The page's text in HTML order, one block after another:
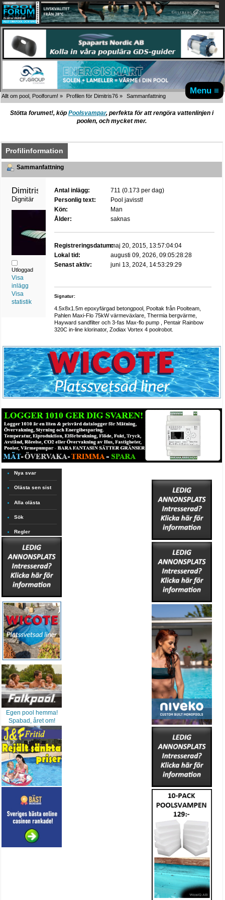
Menu ≡
Allt om pool, Poolforum! » Profilen för Dimitris76 » Sammanfattning
Stötta forumet!, köp Poolsvampar, perfekta för att rengöra vattenlinjen i
poolen, och mycket mer.
Profilinformation
Sammanfattning
Dignitär
Utloggad
Visa
inlägg
Visa
statistik
Antal inlägg:
711 (0.173 per dag)
Personlig text:
Pool javisst!
Kön:
Man
Ålder:
saknas
Registreringsdatum:maj 20, 2015, 13:57:04:04
Lokal tid:
augusti 09, 2026, 09:05:28:28
Senast aktiv:
juni 13, 2024, 14:53:29:29
Signatur:
4.5x8x1.5m epoxyfärgad betongpool, Pooltak från Poolteam,
Pahlen Maxi-Flo 75kW värmeväxlare, Thermia bergvärme,
Hayward sandfilter och 3-fas Max-flo pump , Pentair Rainbow
320C in-line klorinator, Zodiax Vortex 4 poolrobot.
Nya svar
Olästa sen sist
Alla olästa
Sök
Regler
Egen pool hemma!
Spabad, året om!